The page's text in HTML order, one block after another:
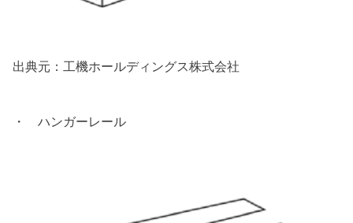
出典元：工機ホールディングス株式会社
・ ハンガーレール